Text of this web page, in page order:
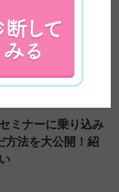
ミナーに乗り込み
方法を大公開！紹